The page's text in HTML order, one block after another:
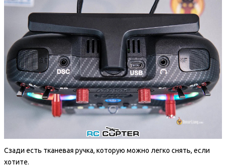
Сзади есть тканевая ручка, которую можно легко снять, если
хотите.